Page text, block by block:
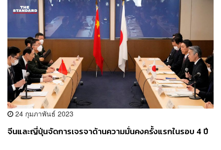
24 กุมภาพันธ์ 2023
จีนและญี่ปุ่นจัดการเจรจาด้านความมั่นคงครั้งแรกในรอบ 4 ปี